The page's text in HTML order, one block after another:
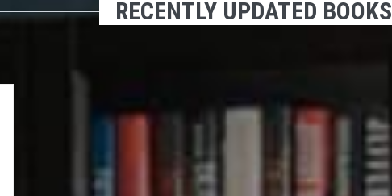
RECENTLY UPDATED BOOKS